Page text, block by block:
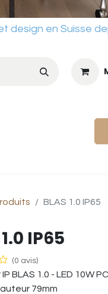
en Suisse
BLAS 1.0 IP65
IP65
(0 avis)
BLAS 1.0 - LED 10W
79mm